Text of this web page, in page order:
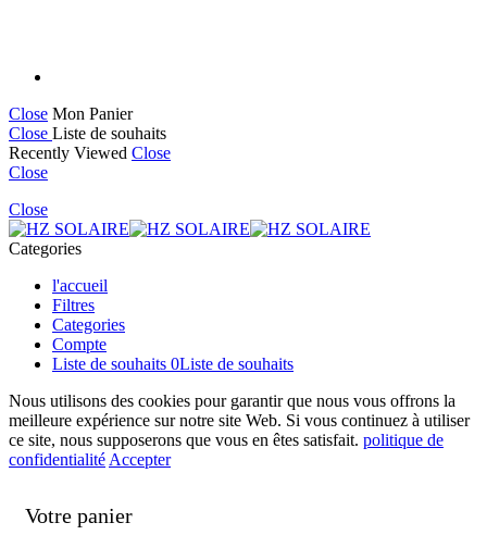
Close Mon Panier
Close Liste de souhaits
Recently Viewed Close
Close
Close
Categories
l'accueil
Filtres
Categories
Compte
Liste de souhaits 0Liste de souhaits
Nous utilisons des cookies pour garantir que nous vous offrons la
meilleure expérience sur notre site Web. Si vous continuez à utiliser
ce site, nous supposerons que vous en êtes satisfait. politique de
confidentialité Accepter
Votre panier